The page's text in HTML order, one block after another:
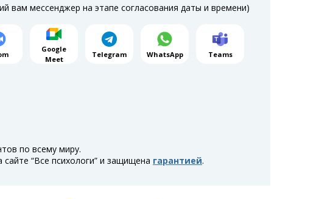
вам мессенджер на этапе согласования даты и времени)
Google
Meet
Telegram WhatsApp Teams
по всему миру.
“Все психологи” и защищена гарантией.